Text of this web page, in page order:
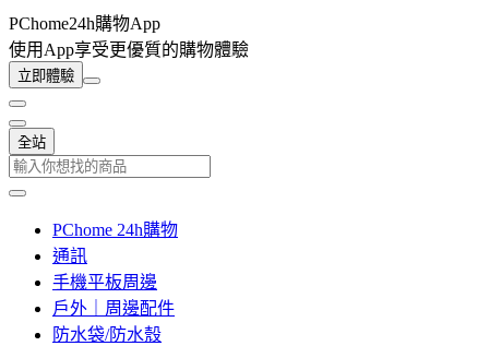
PChome24h購物App
使用App享受更優質的購物體驗
立即體驗
全站
PChome 24h購物
通訊
手機平板周邊
戶外｜周邊配件
防水袋/防水殼